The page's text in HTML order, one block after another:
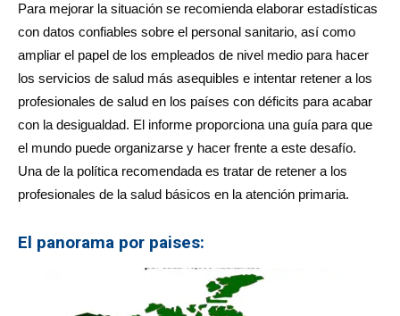
Para mejorar la situación se recomienda elaborar estadísticas
con datos confiables sobre el personal sanitario, así como
ampliar el papel de los empleados de nivel medio para hacer
los servicios de salud más asequibles e intentar retener a los
profesionales de salud en los países con déficits para acabar
con la desigualdad. El informe proporciona una guía para que
el mundo puede organizarse y hacer frente a este desafío.
Una de la política recomendada es tratar de retener a los
profesionales de la salud básicos en la atención primaria.
El panorama por paises: